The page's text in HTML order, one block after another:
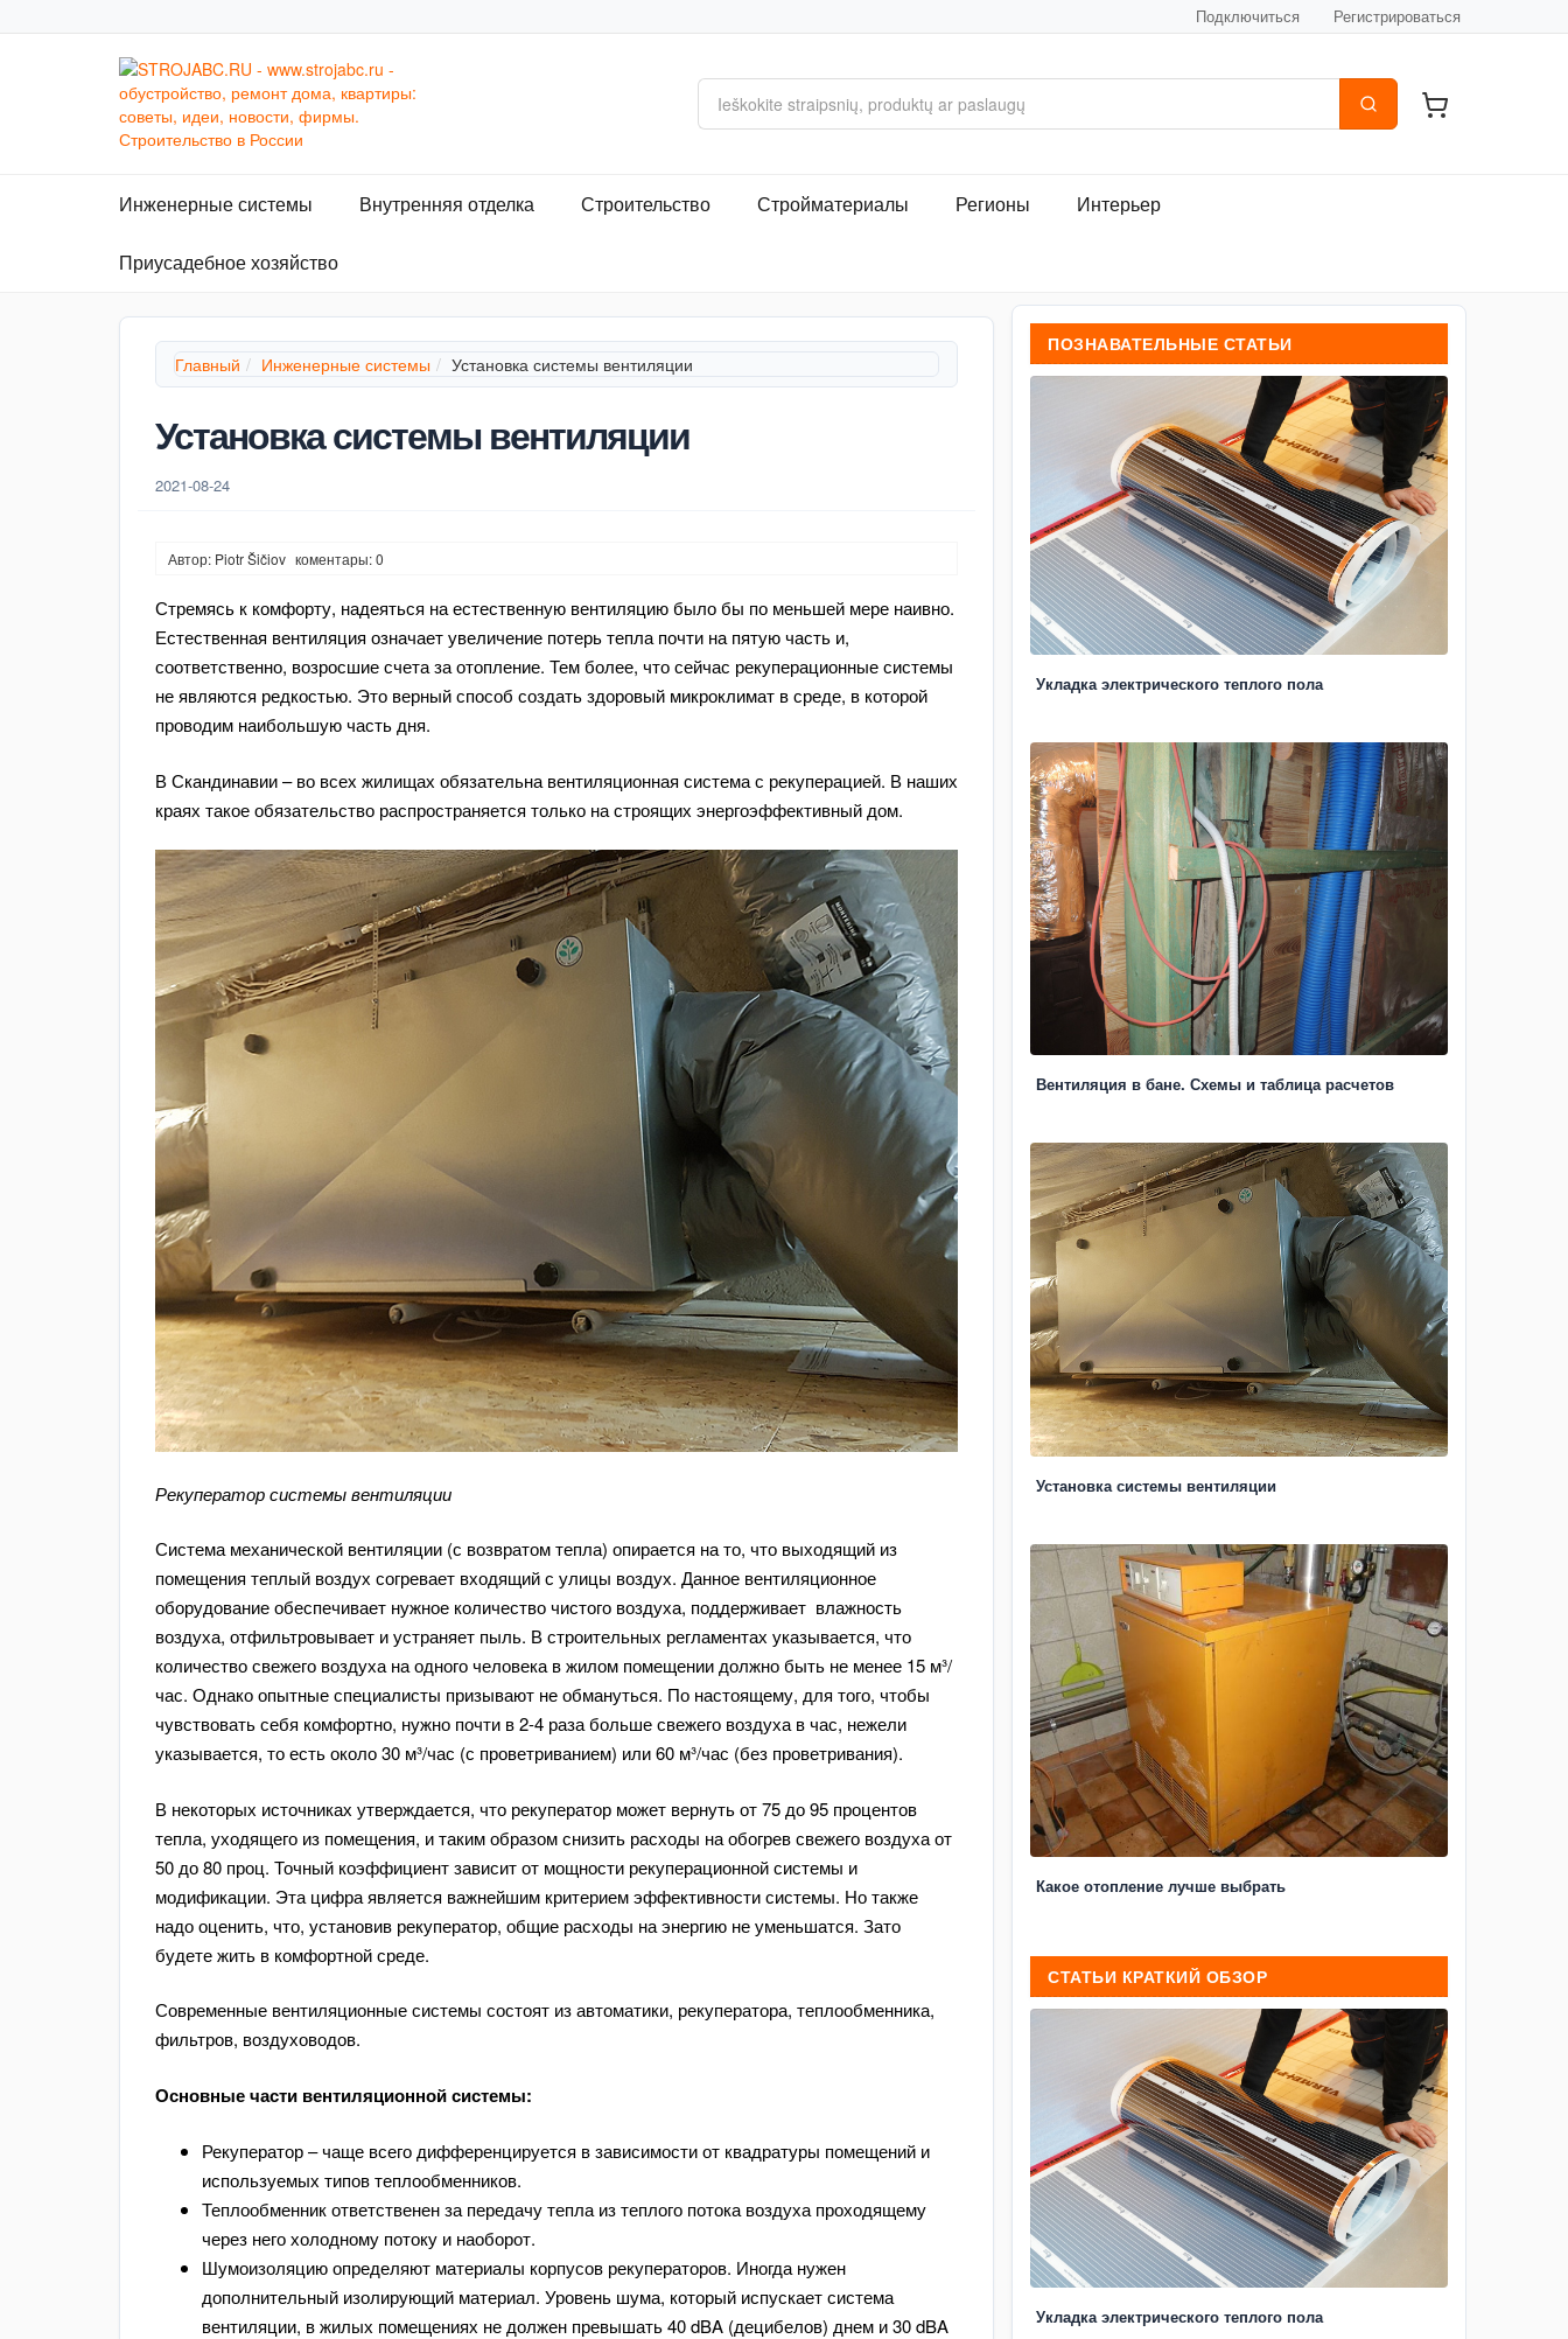
Подключиться Регистрироваться
Инженерные системы Внутренняя отделка Строительство Стройматериалы Регионы Интерьер
Приусадебное хозяйство
Главный Инженерные системы Установка системы вентиляции
Установка системы вентиляции
2021-08-24
Автор: Piotr Šičiov коментары: 0
Стремясь к комфорту, надеяться на естественную вентиляцию было бы по меньшей мере наивно.
Естественная вентиляция означает увеличение потерь тепла почти на пятую часть и,
соответственно, возросшие счета за отопление. Тем более, что сейчас рекуперационные системы
не являются редкостью. Это верный способ создать здоровый микроклимат в среде, в которой
проводим наибольшую часть дня.
В Скандинавии – во всех жилищах обязательна вентиляционная система с рекуперацией. В наших
краях такое обязательство распространяется только на строящих энергоэффективный дом.
Рекуператор системы вентиляции
Система механической вентиляции (с возвратом тепла) опирается на то, что выходящий из
помещения теплый воздух согревает входящий с улицы воздух. Данное вентиляционное
оборудование обеспечивает нужное количество чистого воздуха, поддерживает влажность
воздуха, отфильтровывает и устраняет пыль. В строительных регламентах указывается, что
количество свежего воздуха на одного человека в жилом помещении должно быть не менее 15 м³/
час. Однако опытные специалисты призывают не обмануться. По настоящему, для того, чтобы
чувствовать себя комфортно, нужно почти в 2-4 раза больше свежего воздуха в час, нежели
указывается, то есть около 30 м³/час (с проветриванием) или 60 м³/час (без проветривания).
В некоторых источниках утверждается, что рекуператор может вернуть от 75 до 95 процентов
тепла, уходящего из помещения, и таким образом снизить расходы на обогрев свежего воздуха от
50 до 80 проц. Точный коэффициент зависит от мощности рекуперационной системы и
модификации. Эта цифра является важнейшим критерием эффективности системы. Но также
надо оценить, что, установив рекуператор, общие расходы на энергию не уменьшатся. Зато
будете жить в комфортной среде.
Современные вентиляционные системы состоят из автоматики, рекуператора, теплообменника,
фильтров, воздуховодов.
Основные части вентиляционной системы:
Рекуператор – чаще всего дифференцируется в зависимости от квадратуры помещений и
используемых типов теплообменников.
Теплообменник ответственен за передачу тепла из теплого потока воздуха проходящему
через него холодному потоку и наоборот.
Шумоизоляцию определяют материалы корпусов рекуператоров. Иногда нужен
дополнительный изолирующий материал. Уровень шума, который испускает система
вентиляции, в жилых помещениях не должен превышать 40 dBA (децибелов) днем и 30 dBA
ПОЗНАВАТЕЛЬНЫЕ СТАТЬИ
Укладка электрического теплого пола
Вентиляция в бане. Схемы и таблица расчетов
Установка системы вентиляции
Какое отопление лучше выбрать
СТАТЬИ КРАТКИЙ ОБЗОР
Укладка электрического теплого пола